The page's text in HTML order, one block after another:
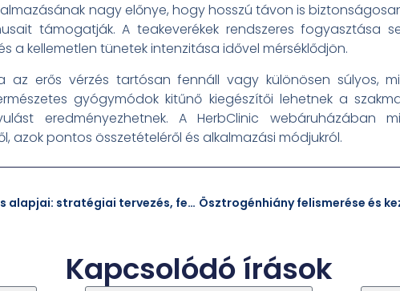
nagy előnye, hogy hosszú távon is
támogatják. A teakeverékek rendszeres fogyasztása
a kellemetlen tünetek intenzitása idővel mérséklődjön.
az erős vérzés tartósan fennáll vagy különösen súlyos,
gyógymódok kitűnő kiegészítői lehetnek a
eredményezhetnek. A HerbClinic webáruházában
azok pontos összetételéről és alkalmazási módjukról.
A modern településfejlesztés alapjai: stratégiai tervezés, fenntarthatóság és szakmai alaposság
Kapcsolódó írások